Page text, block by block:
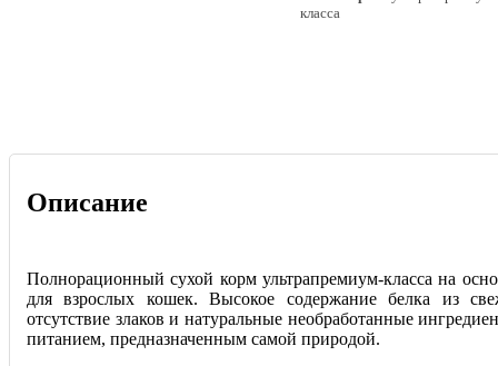
класса
Описание
Полнорационный сухой корм ультрапремиум-класса на
для взрослых кошек. Высокое содержание белка из
отсутствие злаков и натуральные необработанные
питанием, предназначенным самой природой.